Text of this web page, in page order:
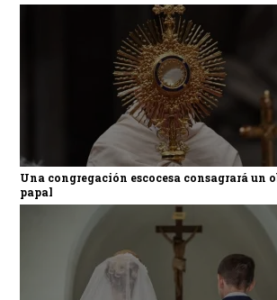
Una congregación escocesa consagrará un
papal